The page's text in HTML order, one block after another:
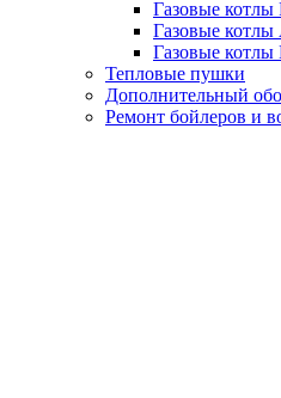
Газовые котлы
Газовые котлы
Газовые котлы
Тепловые пушки
Дополнительный
Ремонт бойлеров и